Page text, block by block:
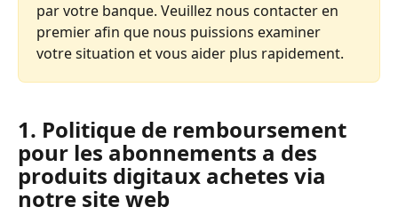
par votre banque. Veuillez nous contacter en
premier afin que nous puissions examiner
votre situation et vous aider plus rapidement.
1. Politique de remboursement
pour les abonnements a des
produits digitaux achetes via
notre site web